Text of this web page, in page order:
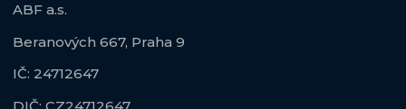
ABF a.s.
Beranových 667, Praha 9
IČ: 24712647
DIČ: CZ24712647